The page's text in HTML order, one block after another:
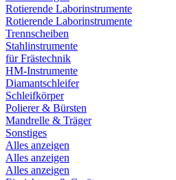
Rotierende Laborinstrumente
Rotierende Laborinstrumente
Trennscheiben
Stahlinstrumente
für Frästechnik
HM-Instrumente
Diamantschleifer
Schleifkörper
Polierer & Bürsten
Mandrelle & Träger
Sonstiges
Alles anzeigen
Alles anzeigen
Alles anzeigen